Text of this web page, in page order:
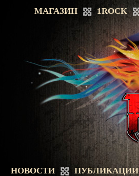
МАГАЗИН 1ROCK
НОВОСТИ ПУБЛИКАЦИИ